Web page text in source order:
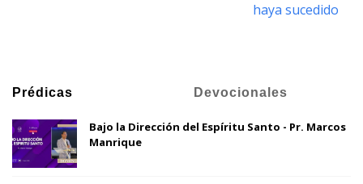
haya sucedido
Prédicas Devocionales
Bajo la Dirección del Espíritu Santo - Pr. Marcos
Manrique